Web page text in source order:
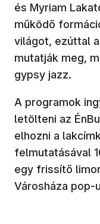
és Myriam
működő
világot, ezúttal
mutatják meg,
gypsy jazz.
A programok
letölteni az
elhozni a
felmutatásával
egy frissítő
Városháza pop-